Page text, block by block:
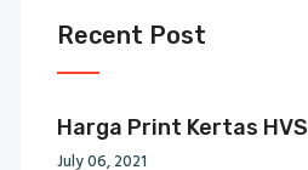
Recent Post
Harga Print Kertas HVS
July 06, 2021